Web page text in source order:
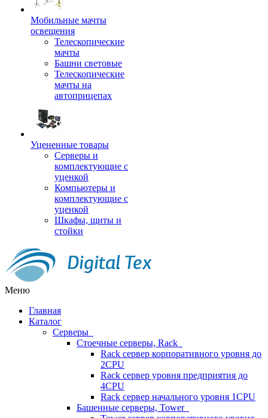
Мобильные мачты
освещения
Телескопические
мачты
Башни световые
Телескопические
мачты на
автоприцепах
Уцененные товары
Серверы и
комплектующие с
уценкой
Компьютеры и
комплектующие с
уценкой
Шкафы, щиты и
стойки
Меню
Главная
Каталог
Серверы
Стоечные серверы, Rack
Rack сервер корпоративного уровня до
2CPU
Rack сервер уровня предприятия до
4CPU
Rack сервер начального уровня 1CPU
Башенные серверы, Tower